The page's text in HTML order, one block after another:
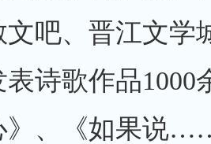
文吧、晋江文学
诗歌作品1000
》、《如果说